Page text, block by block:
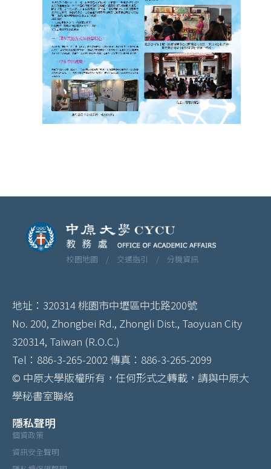
校園地圖 / 交通指引 / 分機資訊
地址：320314 桃園市中壢區中北路200號
No. 200, Zhongbei Rd., Zhongli Dist., Taoyuan City
320314, Taiwan (R.O.C.)
Tel：886-3-265-2002 傳真：886-3-265-2099
© 中原大學版權所有，任何形式之轉載，請與中原大
學秘書室聯絡
隱私聲明
個資政策
資訊安全聲明